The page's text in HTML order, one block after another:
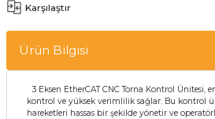
Karşılaştır
Ürün Bilgisi
3 Eksen EtherCAT CNC Torna Kontrol Ünitesi,
kontrol ve yüksek verimlilik sağlar. Bu kontrol
hareketleri hassas bir şekilde yönetir ve